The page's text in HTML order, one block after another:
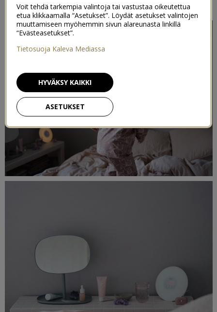
7/12/2021
Voit tehdä tarkempia valintoja tai vastustaa oikeutettua
etua klikkaamalla “Asetukset”. Löydät asetukset valintojen
muuttamiseen myöhemmin sivun alareunasta linkillä
“Evästeasetukset”.
Tietosuoja Kaleva Mediassa
ASETUKSET
HYVÄKSY KAIKKI